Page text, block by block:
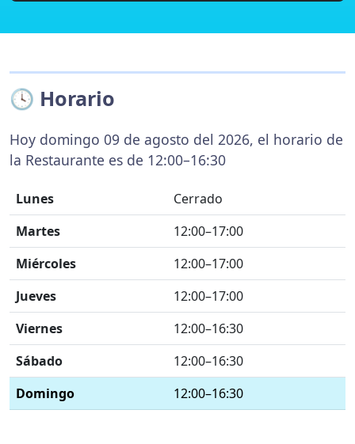
🕓 Horario
Hoy domingo 09 de agosto del 2026, el horario de
la Restaurante es de 12:00–16:30
Lunes
Cerrado
Martes
12:00–17:00
Miércoles
12:00–17:00
Jueves
12:00–17:00
Viernes
12:00–16:30
Sábado
12:00–16:30
Domingo
12:00–16:30